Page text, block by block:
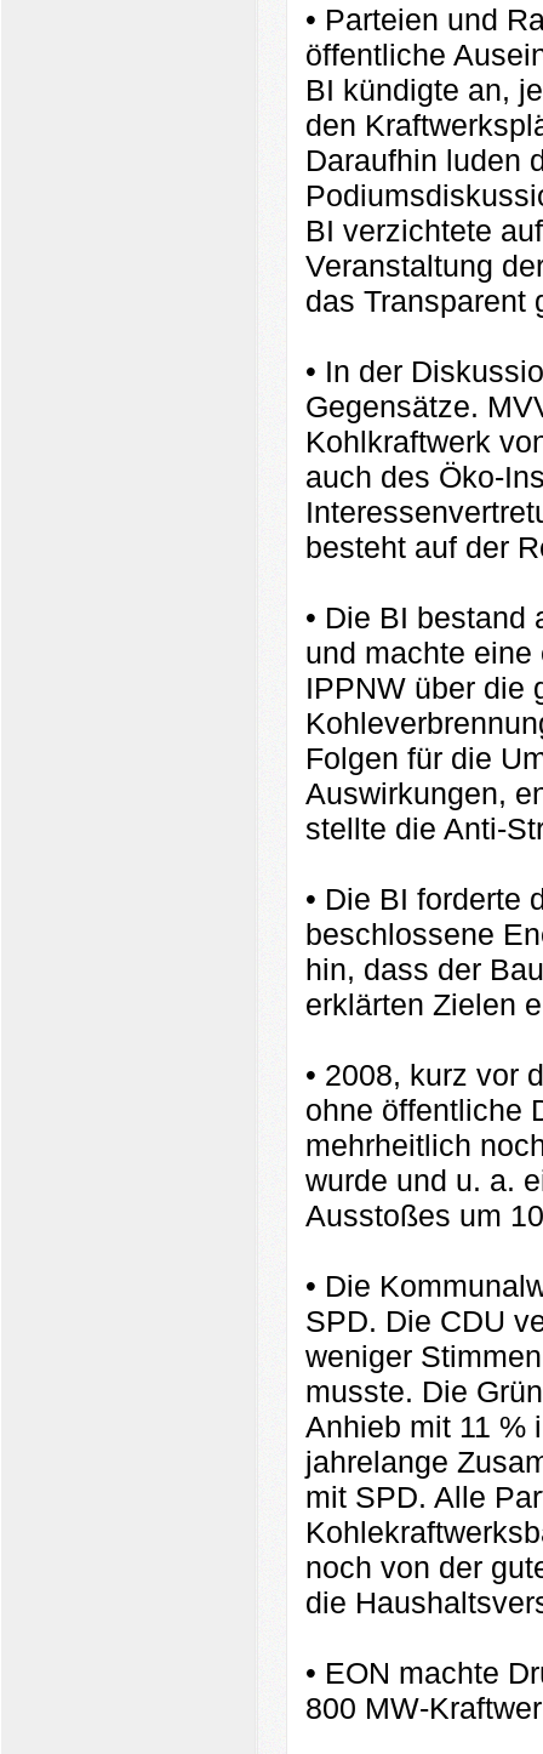
• Parteien und
öffentliche
BI kündigte an,
den
Daraufhin luden
BI verzichtete
Veranstaltung
das Transparent
• In der
Gegensätze.
Kohlkraftwerk
auch des Öko-
besteht auf der
• Die BI
und machte
IPPNW über die
Folgen für die
Auswirkungen,
stellte die Anti-
• Die BI forderte
beschlossene
hin, dass der
erklärten Zielen
• 2008, kurz vor
ohne öffentliche
mehrheitlich
wurde und u. a.
Ausstoßes um
• Die
SPD. Die CDU
weniger
musste. Die
Anhieb mit 11 %
jahrelange
mit SPD. Alle
noch von der
die
• EON machte
800 MW-